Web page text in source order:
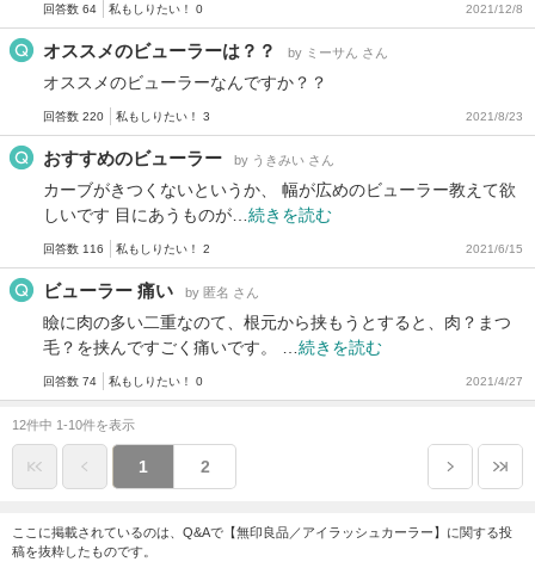
回答数 64 私もしりたい！ 0 2021/12/8
オススメのビューラーは？？ by ミーサん さん
オススメのビューラーなんですか？？
回答数 220 私もしりたい！ 3 2021/8/23
おすすめのビューラー by うきみい さん
カーブがきつくないというか、 幅が広めのビューラー教えて欲
しいです 目にあうものが… 続きを読む
回答数 116 私もしりたい！ 2 2021/6/15
ビューラー 痛い by 匿名 さん
瞼に肉の多い二重なのて、根元から挟もうとすると、肉？まつ
毛？を挟んですごく痛いです。 … 続きを読む
回答数 74 私もしりたい！ 0 2021/4/27
12件中 1-10件を表示
1 2
ここに掲載されているのは、Q&Aで【無印良品／アイラッシュカーラー】に関する投
稿を抜粋したものです。